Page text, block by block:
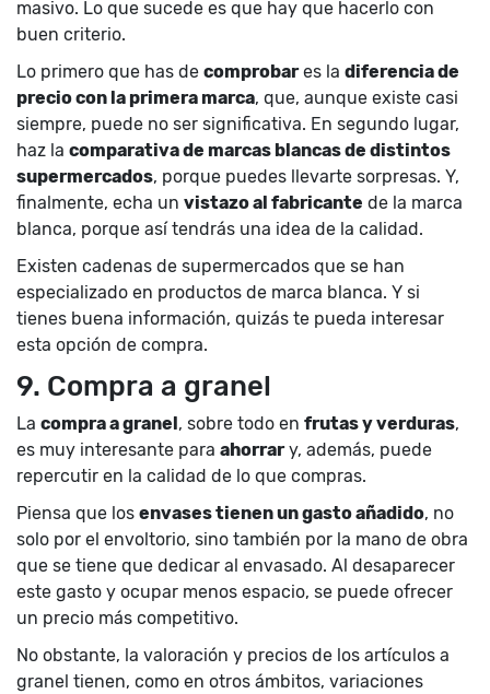
masivo. Lo que sucede es que hay que hacerlo con
buen criterio.
Lo primero que has de comprobares la diferencia de
precio con la primera marca, que, aunque existe casi
siempre, puede no ser significativa. En segundo lugar,
haz la comparativa de marcas blancas de distintos
supermercados, porque puedes llevarte sorpresas. Y,
finalmente, echa un vistazo al fabricante de la marca
blanca, porque así tendrás una idea de la calidad.
Existen cadenas de supermercados que se han
especializado en productos de marca blanca. Y si
tienes buena información, quizás te pueda interesar
esta opción de compra.
9. Compra a granel
La compra a granel, sobre todo en frutas y verduras,
es muy interesante para ahorrary, además, puede
repercutir en la calidad de lo que compras.
Piensa que los envases tienen un gasto añadido, no
solo por el envoltorio, sino también por la mano de obra
que se tiene que dedicar al envasado. Al desaparecer
este gasto y ocupar menos espacio, se puede ofrecer
un precio más competitivo.
No obstante, la valoración y precios de los artículos a
granel tienen, como en otros ámbitos, variaciones